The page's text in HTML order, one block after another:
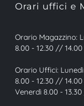
Orari uffici e
Orario Magazzino:
8.00 - 12.30 // 14.00
Orario Uffici:
8.00 - 12.30 // 14.00
Venerdì 8.00 -